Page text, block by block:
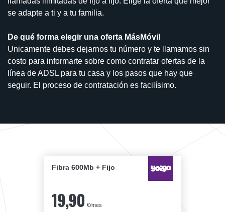
se adapte a ti y a tu familia.
De qué forma elegir una oferta MásMóvil
Unicamente debes dejarnos tu número y te llamamos sin
costo para informarte sobre como contratar ofertas de la
línea de ADSL para tu casa y los pasos que hay que
seguir. El proceso de contratación es facilísimo.
Fibra 600Mb + Fijo
19,90 €/mes